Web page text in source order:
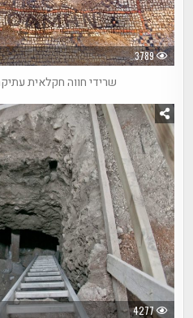
3789
שרידי חווה חקלאית
4277